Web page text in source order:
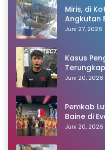
Miris, di
Angkutan
Warganet
Juni 27, 2026
Kasus
Polisi
Juni 20, 2026
Pemkab
Baine di
Juni 20, 2026